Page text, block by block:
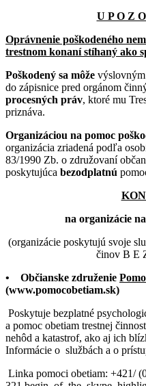
U P O Z
Oprávnenie poškodeného
trestnom konaní stíhaný ako
Poškodený sa môže výslovným
do zápisnice pred orgánom
procesných práv, ktoré mu
priznáva.
Organizáciou na pomoc
organizácia zriadená podľa
83/1990 Zb. o združovaní
poskytujúca bezodplatnú
na organizácie
(organizácie poskytujú svoje
činov B E
• Občianske združenie
(www.pomocobetiam.sk)
Poskytuje bezplatné
a pomoc obetiam trestnej
nehôd a katastrof, ako aj ich
Informácie o službách a o
Linka pomoci obetiam: +421/